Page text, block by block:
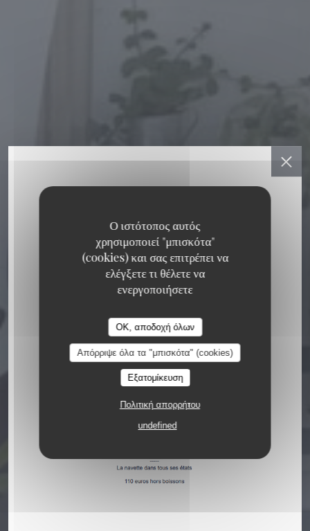
Ο ιστότοπος αυτός
χρησιμοποιεί "μπισκότα"
(cookies) και σας επιτρέπει να
ελέγξετε τι θέλετε να
ενεργοποιήσετε
OK, αποδοχή όλων
Απόρριψε όλα τα "μπισκότα" (cookies)
Εξατομίκευση
Πολιτική απορρήτου
undefined
Les Arômes
ΠΑΝΔΟΧΕΊΟ
230 AV. DU 2ÈME CUIRASSIER
13420 GEMENOS
Les Arômes